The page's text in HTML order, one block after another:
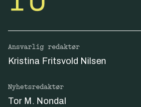
Ansvarlig redaktør
Kristina Fritsvold Nilsen
Nyhetsredaktør
Tor M. Nondal